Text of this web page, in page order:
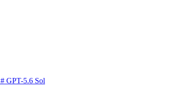
# GPT-5.6 Sol